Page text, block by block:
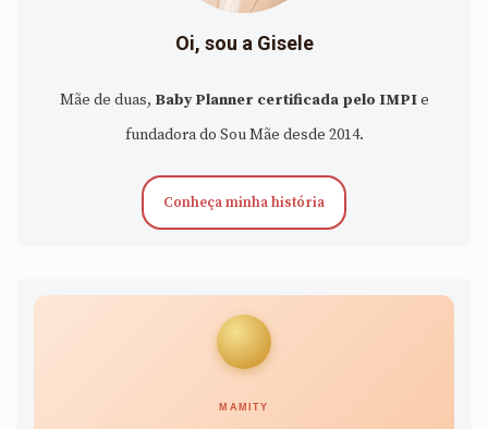
Oi, sou a Gisele
Mãe de duas, Baby Planner certificada pelo IMPIe
fundadora do Sou Mãe desde 2014.
Conheça minha história
MAMITY